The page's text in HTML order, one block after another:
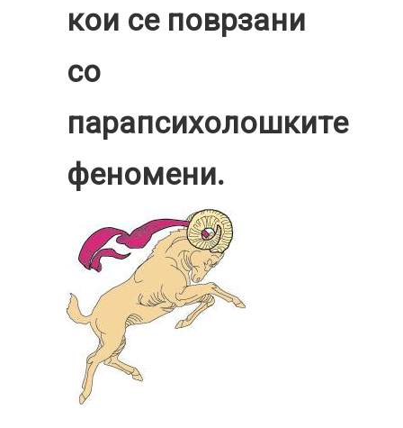
кои се поврзани
со
парапсихолошките
феномени.